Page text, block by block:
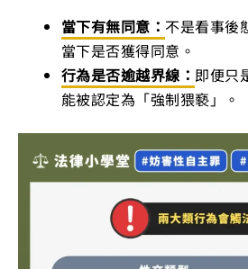
當下有無同意： 不是看事後
當下是否獲得同意。
行為是否逾越界線： 即便只
能被認定為「強制猥褻」。